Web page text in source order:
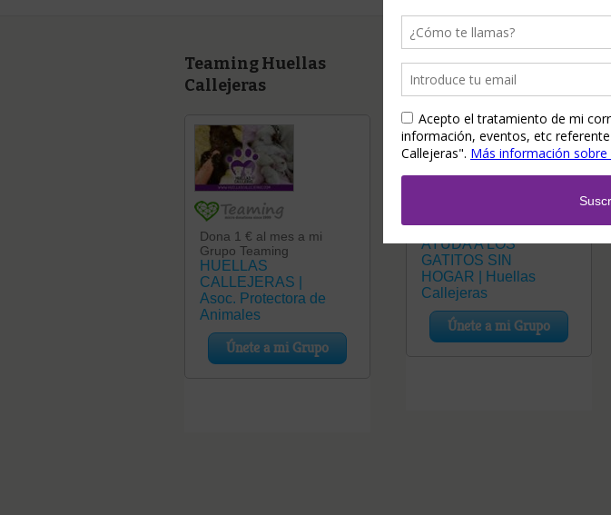
Teaming Huellas
Callejeras
Teaming Gatitos